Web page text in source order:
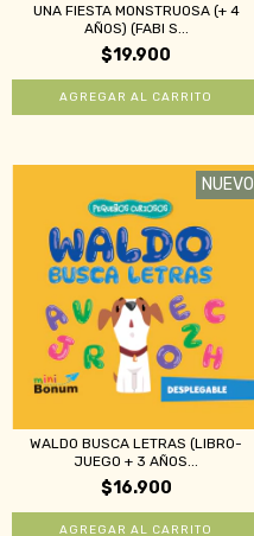
UNA FIESTA MONSTRUOSA (+ 4
AÑOS) (FABI S...
$19.900
NUEVO
WALDO BUSCA LETRAS (LIBRO-
JUEGO + 3 AÑOS...
$16.900